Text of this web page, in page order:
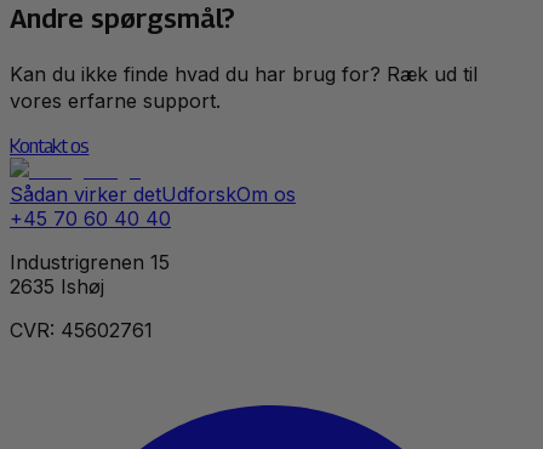
Andre spørgsmål?
Kan du ikke finde hvad du har brug for? Ræk ud til
vores erfarne support.
Kontakt os
Sådan virker detUdforskOm os
+45 70 60 40 40
Industrigrenen 15
2635 Ishøj
CVR: 45602761